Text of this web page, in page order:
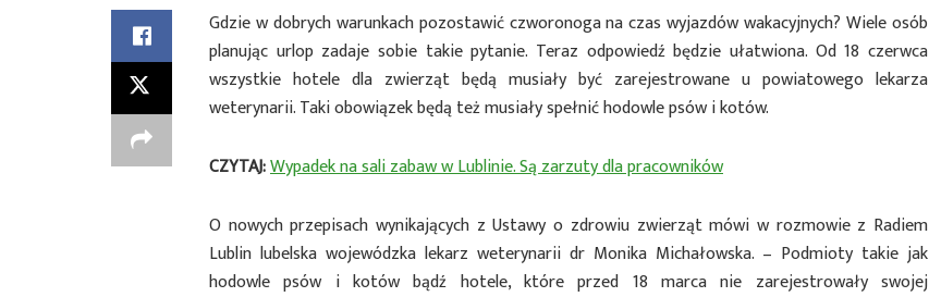
Gdzie w dobrych warunkach pozostawić czworonoga na czas wyjazdów wakacyjnych? Wiele osób
planując urlop zadaje sobie takie pytanie. Teraz odpowiedź będzie ułatwiona. Od 18 czerwca
wszystkie hotele dla zwierząt będą musiały być zarejestrowane u powiatowego lekarza
weterynarii. Taki obowiązek będą też musiały spełnić hodowle psów i kotów.
CZYTAJ:Wypadek na sali zabaw w Lublinie. Są zarzuty dla pracowników
O nowych przepisach wynikających z Ustawy o zdrowiu zwierząt mówi w rozmowie z Radiem
Lublin lubelska wojewódzka lekarz weterynarii dr Monika Michałowska. – Podmioty takie jak
hodowle psów i kotów bądź hotele, które przed 18 marca nie zarejestrowały swojej